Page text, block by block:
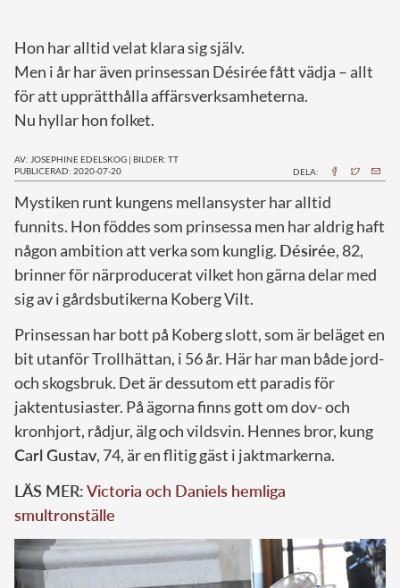
Hon har alltid velat klara sig själv.
Men i år har även prinsessan Désirée fått vädja – allt
för att upprätthålla affärsverksamheterna.
Nu hyllar hon folket.
AV: JOSEPHINE EDELSKOG | BILDER: TT
PUBLICERAD: 2020-07-20
DELA:
Mystiken runt kungens mellansyster har alltid
funnits. Hon föddes som prinsessa men har aldrig haft
någon ambition att verka som kunglig. Désirée, 82,
brinner för närproducerat vilket hon gärna delar med
sig av i gårdsbutikerna Koberg Vilt.
Prinsessan har bott på Koberg slott, som är beläget en
bit utanför Trollhättan, i 56 år. Här har man både jord-
och skogsbruk. Det är dessutom ett paradis för
jaktentusiaster. På ägorna finns gott om dov- och
kronhjort, rådjur, älg och vildsvin. Hennes bror, kung
Carl Gustav, 74, är en flitig gäst i jaktmarkerna.
LÄS MER:Victoria och Daniels hemliga
smultronställe